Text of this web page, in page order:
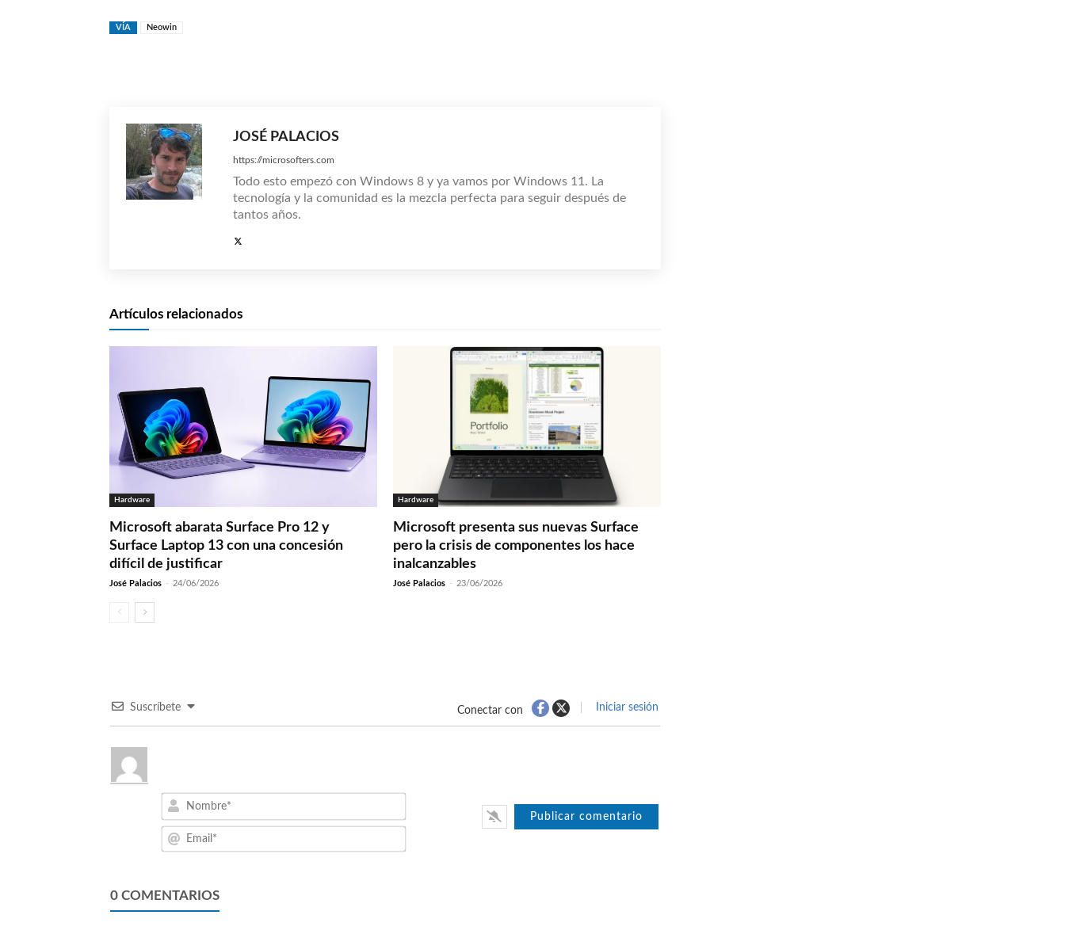
VÍA Neowin
JOSÉ PALACIOS
https://microsofters.com
Todo esto empezó con Windows 8 y ya vamos por Windows 11. La
tecnología y la comunidad es la mezcla perfecta para seguir después de
tantos años.
Artículos relacionados
Hardware
Microsoft abarata Surface Pro 12 y
Surface Laptop 13 con una concesión
difícil de justificar
José Palacios - 24/06/2026
Hardware
Microsoft presenta sus nuevas Surface
pero la crisis de componentes los hace
inalcanzables
José Palacios - 23/06/2026
Suscríbete Conectar con Iniciar sesión
0 COMENTARIOS